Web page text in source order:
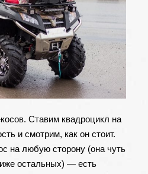
Ставим квадроцикл на
и смотрим, как он стоит.
на любую сторону (она чуть
остальных) — есть